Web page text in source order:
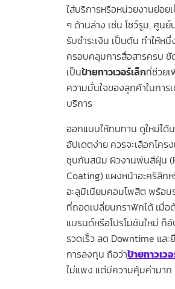
ใส่บริการหรือหน่วยงานย่อย
ๆ ด้านล่าง เช่น โชว์รูม, ศูนย์
รับชำระเงิน เป็นต้น ทำให้หนึ่
ครอบคลุมการสื่อสารครบ ชั
เป็นป้ายทาวเวอร์เล็กที่ช่วย
ความมั่นใจของลูกค้าในการเ
บริการ
ออกแบบให้ทนทาน ดูใหม่ได้
อัปเดตง่าย ควรจะเลือกโคร
ชุบกันสนิม ผิวงานพ่นสีฝุ่น
Coating) แผงหน้าอะคริลิก
อะลูมิเนียมคอมโพสิต พร้อม
ที่ถอดเปลี่ยนกราฟิกได้ เมื่อ
แบรนด์หรือโปรโมชันใหม่ ก็
รวดเร็ว ลด Downtime และ
การลงทุน ถือว่าป้ายทาวเว
ไม่แพง แต่มีความคุ้มค่ามาก